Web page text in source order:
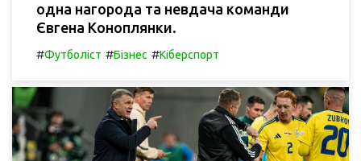
одна нагорода та невдача команди
Євгена Коноплянки.
#Футболіст #Бізнес #Кіберспорт